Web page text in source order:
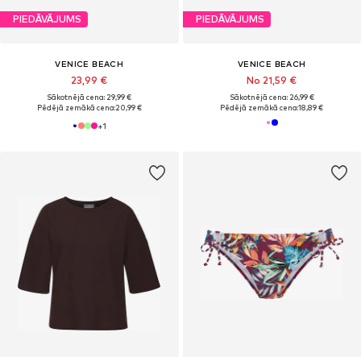
PIEDĀVĀJUMS
VENICE BEACH
23,99 €
Sākotnējā cena: 29,99 €
Pēdējā zemākā cena:20,99 €
+1
PIEDĀVĀJUMS
VENICE BEACH
No 21,59 €
Sākotnējā cena: 26,99 €
Pēdējā zemākā cena:18,89 €